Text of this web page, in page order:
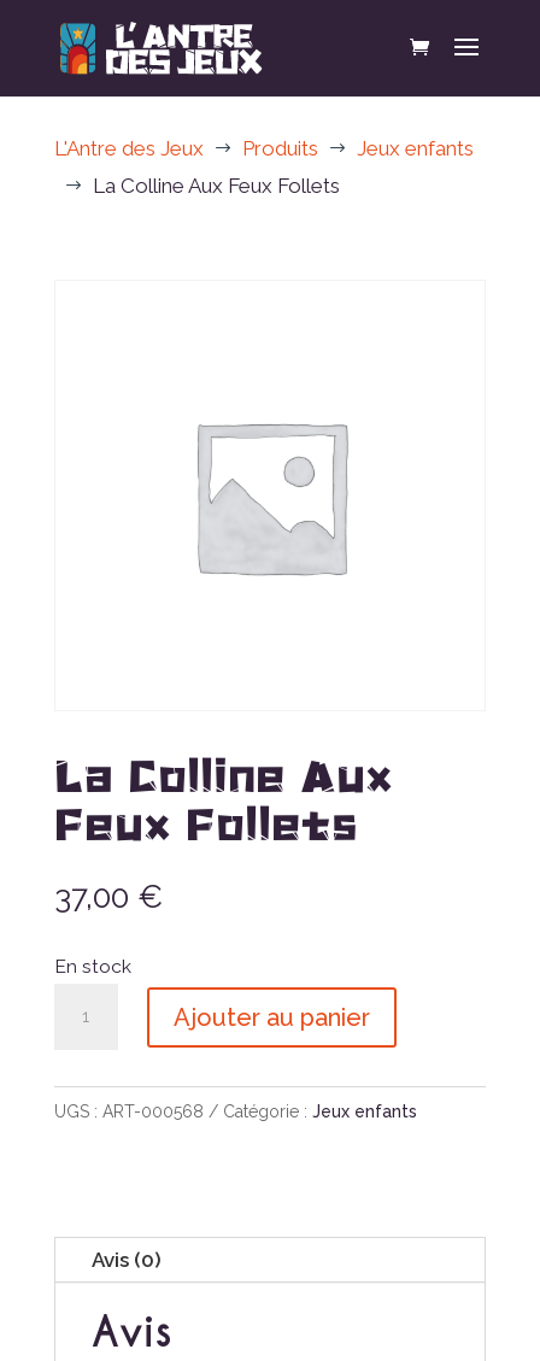
L'Antre des Jeux $ Produits $ Jeux enfants
$ La Colline Aux Feux Follets
La Colline Aux
Feux Follets
37,00 €
En stock
Colline
Ajouter au panier
UGS : ART-000568 Catégorie : Jeux enfants
Avis (0)
Avis